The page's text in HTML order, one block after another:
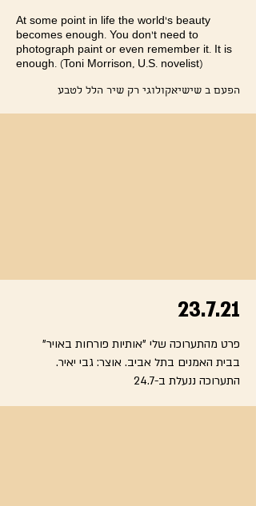
At some point in life the world's beauty
becomes enough. You don't need to
photograph paint or even remember it. It is
enough. (Toni Morrison, U.S. novelist)
הפעם ב שישיאקולוגי רק שיר הלל לטבע
23.7.21
פרט מהתערוכה שלי "אותיות פורחות באויר"
בבית האמנים בתל אביב. אוצר: גבי יאיר.
התערוכה ננעלת ב-24.7